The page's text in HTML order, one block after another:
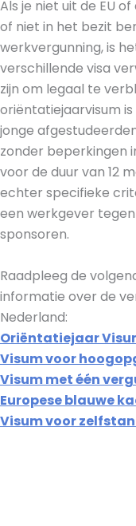
Als je niet uit de EU
of niet in het bezit
werkvergunning, is
verschillende visa
zijn om legaal te
oriëntatiejaarvisum
jonge
zonder beperkingen
voor de duur van 12
echter specifieke
een werkgever
sponsoren.
Raadpleeg de
informatie over de
Nederland:
Oriëntatiejaar
Visum voor
Visum met één
Europese blauwe
Visum voor